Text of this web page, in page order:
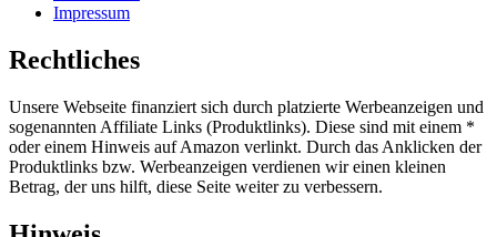
Impressum
Rechtliches
Unsere Webseite finanziert sich durch platzierte Werbeanzeigen und
sogenannten Affiliate Links (Produktlinks). Diese sind mit einem *
oder einem Hinweis auf Amazon verlinkt. Durch das Anklicken der
Produktlinks bzw. Werbeanzeigen verdienen wir einen kleinen
Betrag, der uns hilft, diese Seite weiter zu verbessern.